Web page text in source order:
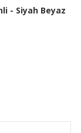
- Siyah Beyaz